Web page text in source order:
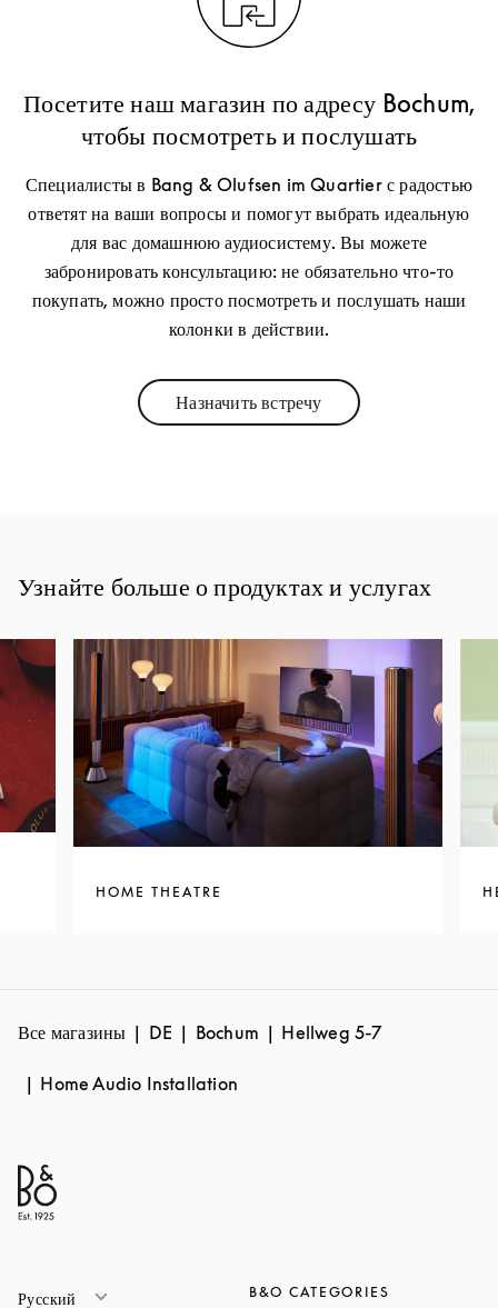
Посетите наш магазин по адресу Bochum,
чтобы посмотреть и послушать
Специалисты в Bang & Olufsen im Quartier с радостью
ответят на ваши вопросы и помогут выбрать идеальную
для вас домашнюю аудиосистему. Вы можете
забронировать консультацию: не обязательно что-то
покупать, можно просто посмотреть и послушать наши
колонки в действии.
Назначить встречуLink Opens in New Tab
Узнайте больше о продуктах и услугах
HOME THEATRE
Все магазины DE Bochum Hellweg 5-7
Home Audio Installation
Русский B&O CATEGORIES